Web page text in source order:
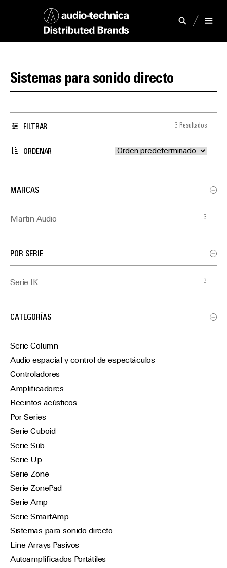
Sistemas para sonido directo
ORDENAR
FILTRAR 3 Resultados
MARCAS
Martin Audio 3
POR SERIE
Serie IK 3
CATEGORÍAS
Serie Column
Audio espacial y control de espectáculos
Controladores
Amplificadores
Recintos acústicos
Por Series
Serie Cuboid
Serie Sub
Serie Up
Serie Zone
Serie ZonePad
Serie Amp
Serie SmartAmp
Sistemas para sonido directo
Line Arrays Pasivos
Autoamplificados Portátiles